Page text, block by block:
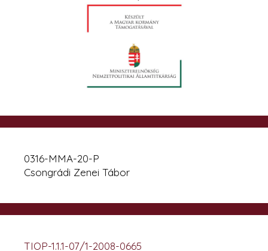
0316-MMA-20-P
Csongrádi Zenei Tábor
TIOP-1.1.1-07/1-2008-0665